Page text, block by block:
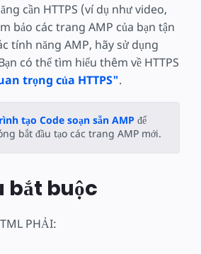
cần HTTPS (ví dụ như video,
bảo các trang AMP của bạn tận
tính năng AMP, hãy sử dụng
có thể tìm hiểu thêm về HTTPS
trọng của HTTPS".
tạo Code soạn sẵn AMP để
bắt đầu tạo các trang AMP mới.
bắt buộc
PHẢI: